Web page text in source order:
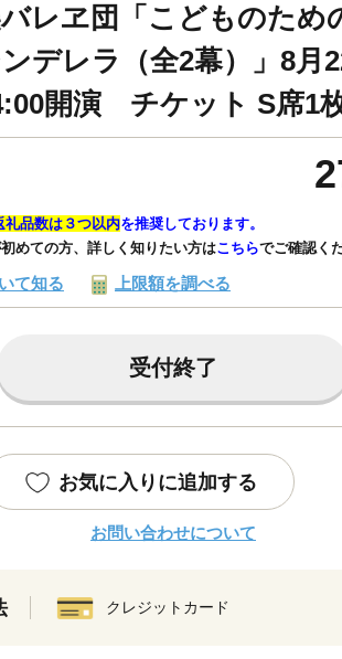
レヱ団「こどものため
デレラ（全2幕）」8月
開演 チケット S席1
礼品数は３つ以内を推奨しております。
めての方、詳しく知りたい方はこちらでご確認く
て知る 上限額を調べる
受付終了
お気に入りに追加する
お問い合わせについて
クレジットカード